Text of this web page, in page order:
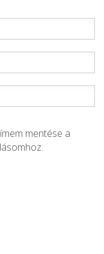
mentése a